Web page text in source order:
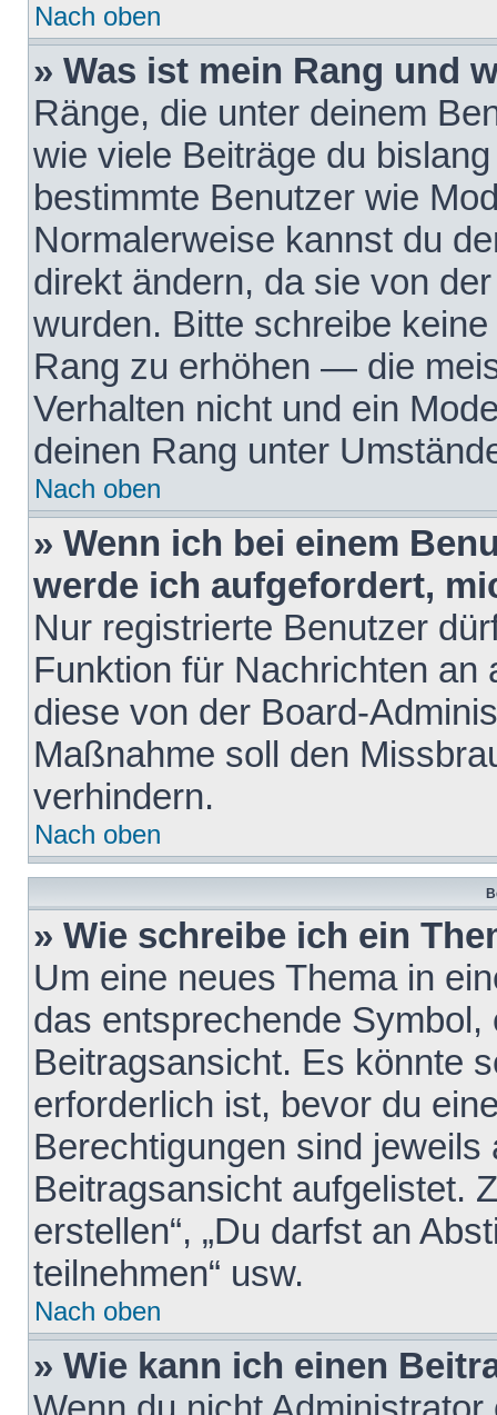
Nach oben
» Was ist mein Rang und
Ränge, die unter deinem
wie viele Beiträge du
bestimmte Benutzer wie
Normalerweise kannst du
direkt ändern, da sie von
wurden. Bitte schreibe
Rang zu erhöhen — die
Verhalten nicht und ein
deinen Rang unter
Nach oben
» Wenn ich bei einem
werde ich aufgefordert,
Nur registrierte Benutzer
Funktion für Nachrichten
diese von der Board-
Maßnahme soll den
verhindern.
Nach oben
» Wie schreibe ich ein
Um eine neues Thema in
das entsprechende
Beitragsansicht. Es könnte
erforderlich ist, bevor du
Berechtigungen sind
Beitragsansicht aufgelistet.
erstellen“, „Du darfst an
teilnehmen“ usw.
Nach oben
» Wie kann ich einen